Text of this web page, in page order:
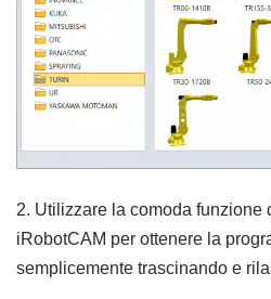
2. Utilizzare la comoda funzione
iRobotCAM per ottenere la
semplicemente trascinando e